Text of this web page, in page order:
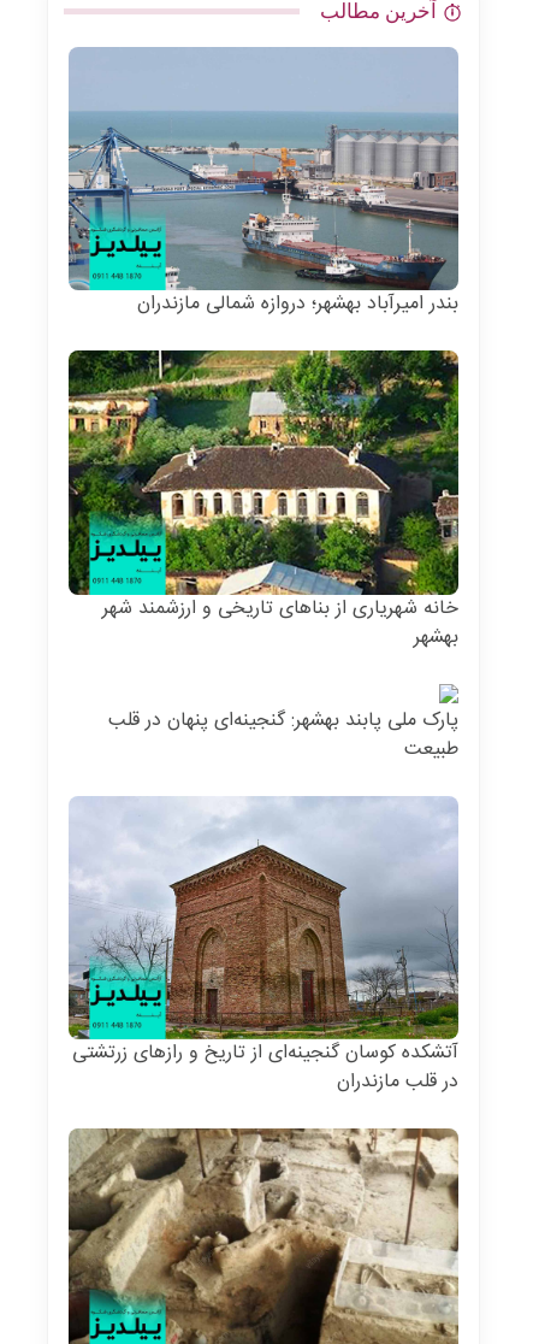
آخرین مطالب
بندر امیرآباد بهشهر؛ دروازه شمالی مازندران
خانه شهریاری از بناهای تاریخی و ارزشمند شهر
بهشهر
پارک ملی پابند بهشهر: گنجینه‌ای پنهان در قلب
طبیعت
آتشکده کوسان گنجینه‌ای از تاریخ و رازهای زرتشتی
در قلب مازندران